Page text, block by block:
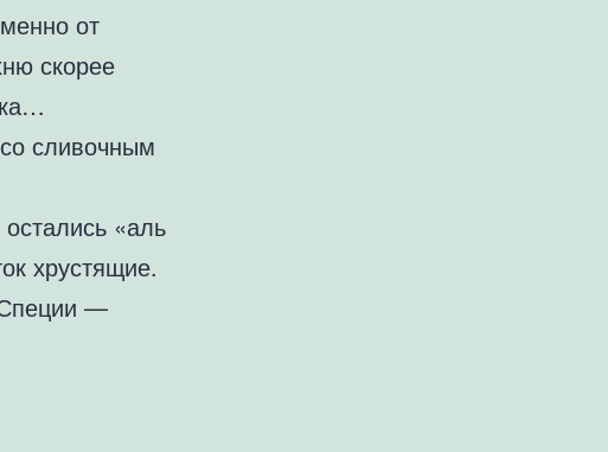
от
скорее
сливочным
«аль
хрустящие.
—